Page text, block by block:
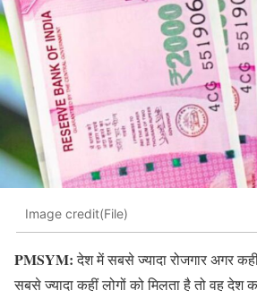
Image credit(File)
PMSYM:देश में सबसे ज्यादा रोजगार अगर कहीं
सबसे ज्यादा कहीं लोगों को मिलता है तो वह देश